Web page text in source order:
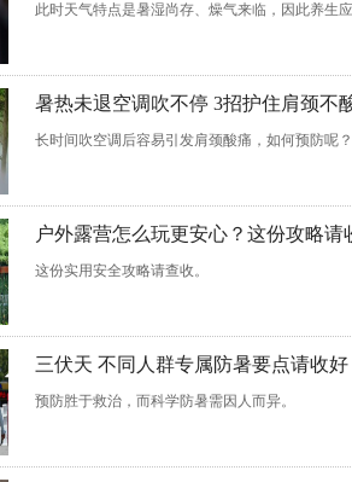
此时天气特点是暑湿尚存、燥气来临，因此养生
暑热未退空调吹不停 3招护住肩颈不
长时间吹空调后容易引发肩颈酸痛，如何预防呢？
户外露营怎么玩更安心？这份攻略请
这份实用安全攻略请查收。
三伏天 不同人群专属防暑要点请收好
预防胜于救治，而科学防暑需因人而异。